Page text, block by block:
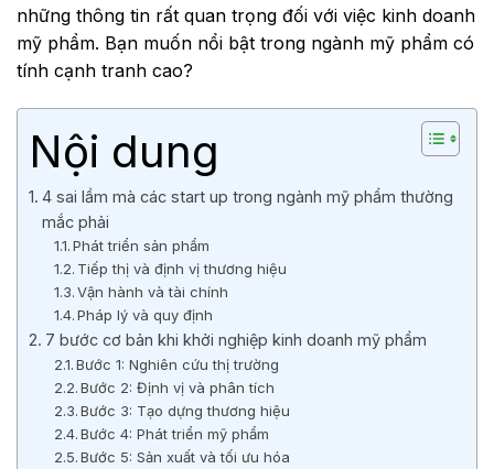
những thông tin rất quan trọng đối với việc kinh doanh
mỹ phẩm. Bạn muốn nổi bật trong ngành mỹ phẩm có
tính cạnh tranh cao?
Nội dung
4 sai lầm mà các start up trong ngành mỹ phẩm thường
mắc phải
Phát triển sản phẩm
Tiếp thị và định vị thương hiệu
Vận hành và tài chính
Pháp lý và quy định
7 bước cơ bản khi khởi nghiệp kinh doanh mỹ phẩm
Bước 1: Nghiên cứu thị trường
Bước 2: Định vị và phân tích
Bước 3: Tạo dựng thương hiệu
Bước 4: Phát triển mỹ phẩm
Bước 5: Sản xuất và tối ưu hóa